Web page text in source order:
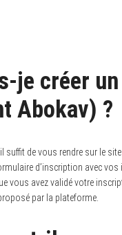
je créer
Abokav) ?
suffit de vous rendre sur le
d’inscription avec
vous avez validé votre
par la plateforme.